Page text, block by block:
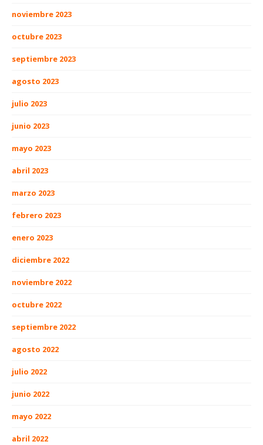
noviembre 2023
octubre 2023
septiembre 2023
agosto 2023
julio 2023
junio 2023
mayo 2023
abril 2023
marzo 2023
febrero 2023
enero 2023
diciembre 2022
noviembre 2022
octubre 2022
septiembre 2022
agosto 2022
julio 2022
junio 2022
mayo 2022
abril 2022